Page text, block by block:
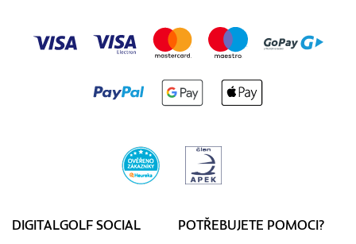
DIGITALGOLF SOCIAL
POTŘEBUJETE POMOCI?